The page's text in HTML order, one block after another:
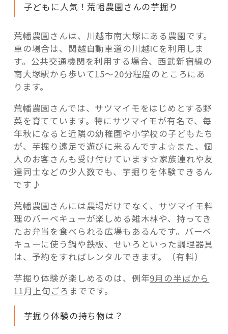
子どもに人気！荒幡農園さんの芋掘り
荒幡農園さんは、川越市南大塚にある農園です。
車の場合は、関越自動車道の川越ICを利用しま
す。公共交通機関を利用する場合、西武新宿線の
南大塚駅から歩いて15～20分程度のところにあ
ります。
荒幡農園さんでは、サツマイモをはじめとする野
菜を育てています。特にサツマイモが有名で、毎
年秋になると近隣の幼稚園や小学校の子どもたち
が、芋掘り遠足で遊びに来るんですよ☆また、個
人のお客さんも受け付けています☆家族連れや友
達同士などの少人数でも、芋掘りを体験できるん
です♪
荒幡農園さんには農場だけでなく、サツマイモ料
理のバーベキューが楽しめる雑木林や、持ってき
たお弁当を食べられる広場もあるんです。バーベ
キューに使う鍋や鉄板、せいろといった調理器具
は、予約をすればレンタルできます。（有料）
芋掘り体験が楽しめるのは、例年9月の半ばから
11月上旬ごろ までです。
芋掘り体験の持ち物は？